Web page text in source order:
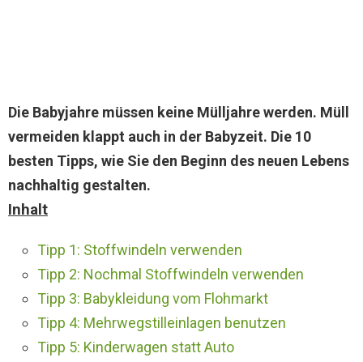
Die Babyjahre müssen keine Mülljahre werden. Müll
vermeiden klappt auch in der Babyzeit. Die 10
besten Tipps, wie Sie den Beginn des neuen Lebens
nachhaltig gestalten.
Inhalt
Tipp 1: Stoffwindeln verwenden
Tipp 2: Nochmal Stoffwindeln verwenden
Tipp 3: Babykleidung vom Flohmarkt
Tipp 4: Mehrwegstilleinlagen benutzen
Tipp 5: Kinderwagen statt Auto